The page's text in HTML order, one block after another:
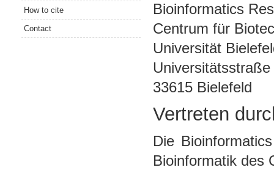
How to cite
Contact
Bioinformatics
Centrum für
Universität
Universitätsstraße
33615 Bielefeld
Vertreten
Die
Bioinformatik des